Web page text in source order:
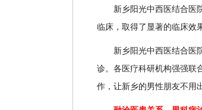
新乡阳光中西医结合医院
临床，取得了显著的临床效
新乡阳光中西医结合医院
诊。各医疗科研机构强强联
作，让新乡的男性朋友不用